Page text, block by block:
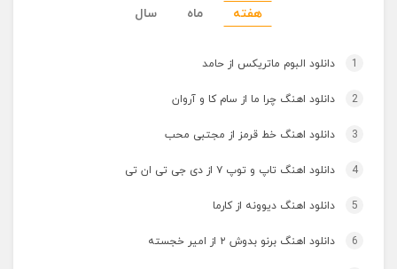
هفته ماه سال
1 دانلود البوم ماتریکس از حامد
2 دانلود اهنگ چرا ما از سام کا و آروان
3 دانلود اهنگ خط قرمز از مجتبی محب
4 دانلود اهنگ تاپ و توپ ۷ از دی جی تی ان تی
5 دانلود اهنگ دیوونه از کارما
6 دانلود اهنگ برنو بدوش ۲ از امیر خجسته